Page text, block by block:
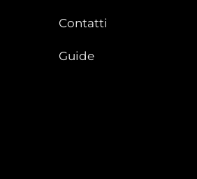
Contatti
Guide